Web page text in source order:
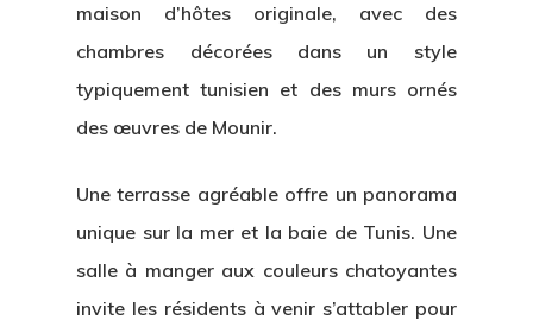
maison d’hôtes originale, avec des
chambres décorées dans un style
typiquement tunisien et des murs ornés
des œuvres de Mounir.
Une terrasse agréable offre un panorama
unique sur la mer et la baie de Tunis. Une
salle à manger aux couleurs chatoyantes
invite les résidents à venir s’attabler pour